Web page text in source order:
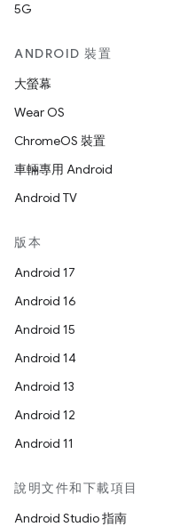
5G
ANDROID 裝置
大螢幕
Wear OS
ChromeOS 裝置
車輛專用 Android
Android TV
版本
Android 17
Android 16
Android 15
Android 14
Android 13
Android 12
Android 11
說明文件和下載項目
Android Studio 指南